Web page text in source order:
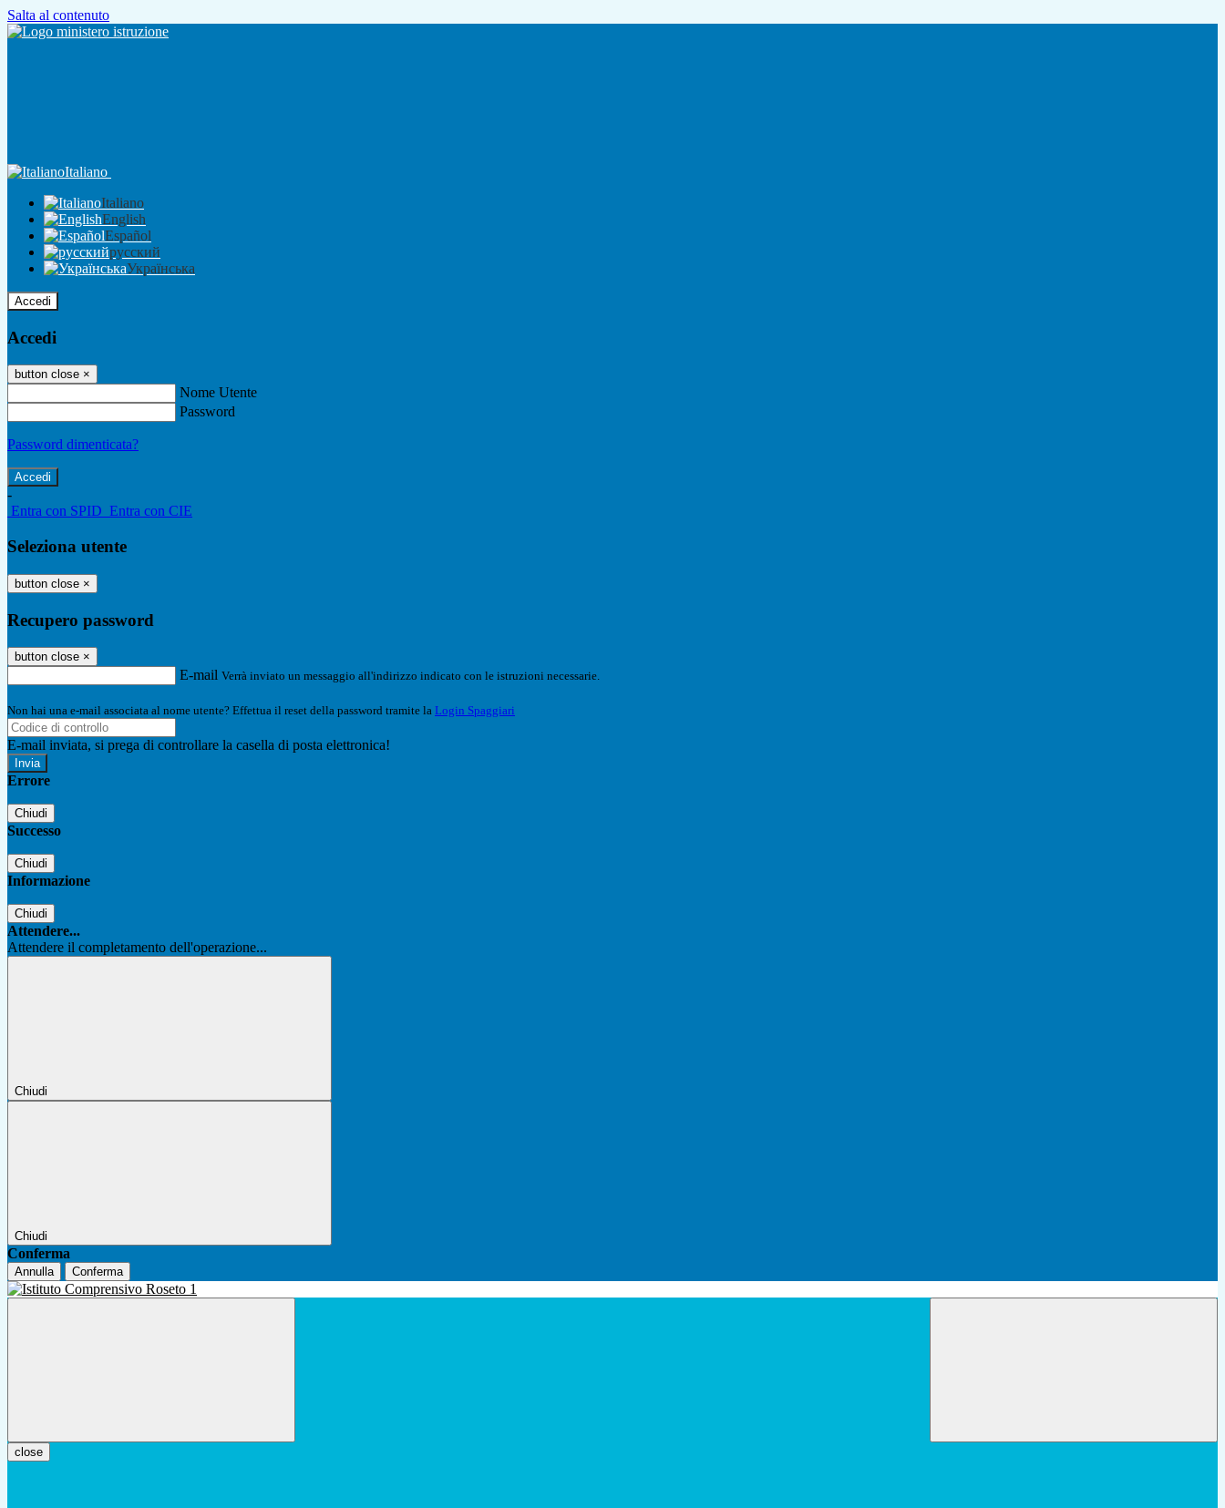
Salta al contenuto
Italiano
Italiano
English
Español
русский
Українська
Accedi
Accedi
button close ×
Nome Utente
Password
Password dimenticata?
-
Entra con SPID Entra con CIE
Seleziona utente
button close ×
Recupero password
button close ×
E-mail Verrà inviato un messaggio all'indirizzo indicato con le istruzioni necessarie.
Non hai una e-mail associata al nome utente? Effettua il reset della password tramite la Login Spaggiari
E-mail inviata, si prega di controllare la casella di posta elettronica!
Errore
Chiudi
Successo
Chiudi
Informazione
Chiudi
Attendere...
Attendere il completamento dell'operazione...
Chiudi
Chiudi
Conferma
Annulla Conferma
close